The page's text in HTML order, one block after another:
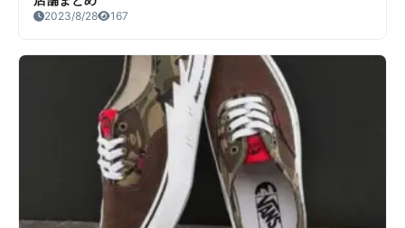
2023/8/28 167